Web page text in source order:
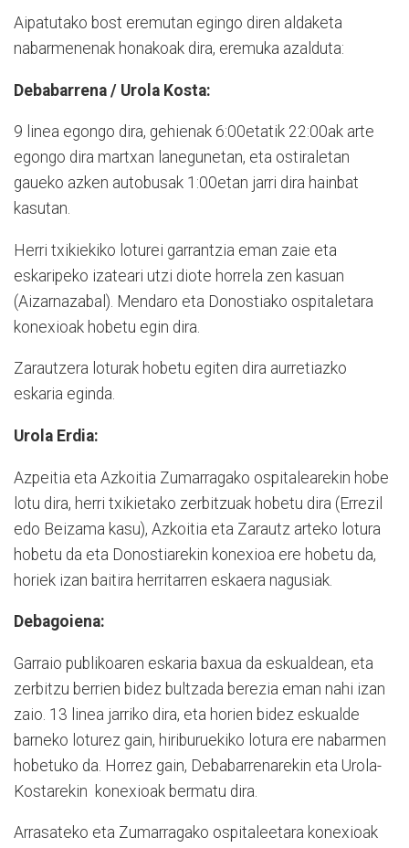
Aipatutako bost eremutan egingo diren aldaketa
nabarmenenak honakoak dira, eremuka azalduta:
Debabarrena / Urola Kosta:
9 linea egongo dira, gehienak 6:00etatik 22:00ak arte
egongo dira martxan lanegunetan, eta ostiraletan
gaueko azken autobusak 1:00etan jarri dira hainbat
kasutan.
Herri txikiekiko loturei garrantzia eman zaie eta
eskaripeko izateari utzi diote horrela zen kasuan
(Aizarnazabal). Mendaro eta Donostiako ospitaletara
konexioak hobetu egin dira.
Zarautzera loturak hobetu egiten dira aurretiazko
eskaria eginda.
Urola Erdia:
Azpeitia eta Azkoitia Zumarragako ospitalearekin hobe
lotu dira, herri txikietako zerbitzuak hobetu dira (Errezil
edo Beizama kasu), Azkoitia eta Zarautz arteko lotura
hobetu da eta Donostiarekin konexioa ere hobetu da,
horiek izan baitira herritarren eskaera nagusiak.
Debagoiena:
Garraio publikoaren eskaria baxua da eskualdean, eta
zerbitzu berrien bidez bultzada berezia eman nahi izan
zaio. 13 linea jarriko dira, eta horien bidez eskualde
barneko loturez gain, hiriburuekiko lotura ere nabarmen
hobetuko da. Horrez gain, Debabarrenarekin eta Urola-
Kostarekin konexioak bermatu dira.
Arrasateko eta Zumarragako ospitaleetara konexioak